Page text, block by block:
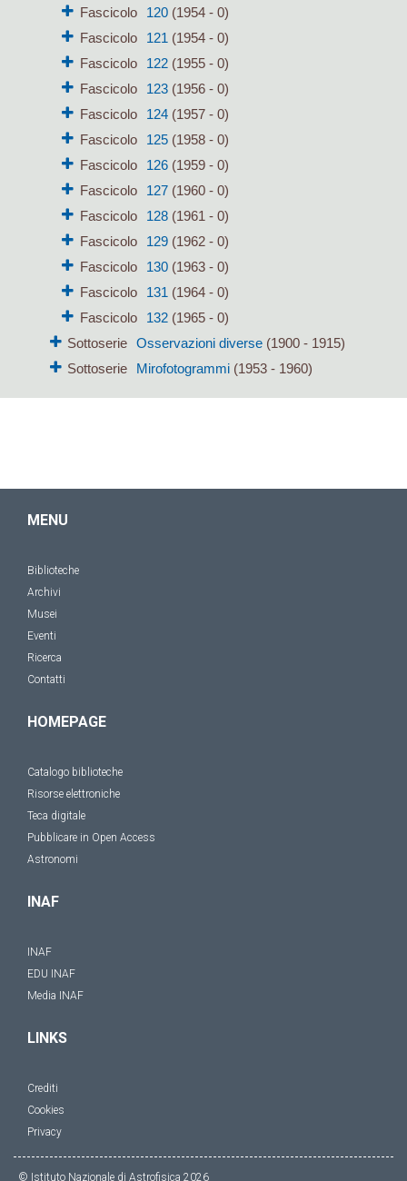
Fascicolo
120(1954 - 0)
Fascicolo
121 (1954 - 0)
Fascicolo
122(1955 - 0)
Fascicolo
123(1956 - 0)
Fascicolo
124(1957 - 0)
Fascicolo
125(1958 - 0)
Fascicolo
126(1959 - 0)
Fascicolo
127(1960 - 0)
Fascicolo
128(1961 - 0)
Fascicolo
129(1962 - 0)
Fascicolo
130(1963 - 0)
Fascicolo
131 (1964 - 0)
Fascicolo
132(1965 - 0)
Sottoserie
Osservazioni diverse (1900 - 1915)
Sottoserie
Mirofotogrammi (1953 - 1960)
MENU
Biblioteche
Archivi
Musei
Eventi
Ricerca
Contatti
HOMEPAGE
Catalogo biblioteche
Risorse elettroniche
Teca digitale
Pubblicare in Open Access
Astronomi
INAF
INAF
EDU INAF
Media INAF
LINKS
Crediti
Cookies
Privacy
© Istituto Nazionale di Astrofisica 2026